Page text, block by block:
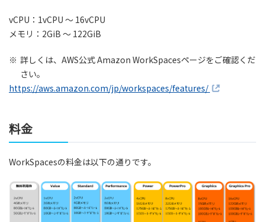
vCPU：1vCPU ～ 16vCPU
メモリ：2GiB ～ 122GiB
※ 詳しくは、AWS公式 Amazon WorkSpacesページをご確認くだ
さい。
https://aws.amazon.com/jp/workspaces/features/
料金
WorkSpacesの料金は以下の通りです。